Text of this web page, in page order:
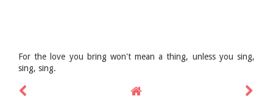
For the love you bring won't mean a thing, unless you sing,
sing, sing.